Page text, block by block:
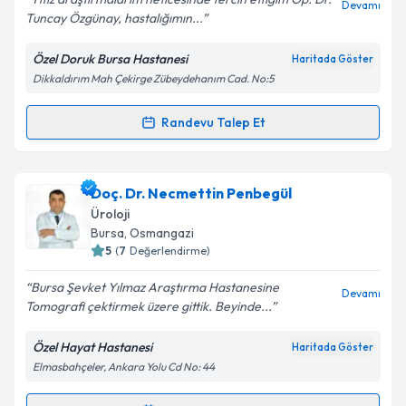
Kişisel verilerimin işlenmesine ilişkin
Aydınlatma
Metni'ni okudum ve kişisel verilerimin belirtilen
kapsamda işlenmesini kabul ediyorum.
Tuncay Özgünay, hastalığımın...
Devamı
Özel Doruk Bursa Hastanesi Haritada Göster
Dikkaldırım Mah Çekirge Zübeydehanım Cad. No:5
Randevu Talep Et
Randevu Takvimi Talebi
Op. Dr. Tuncay Özgünayiçin randevu takvimi talebi
oluşturun. Size bu uzmandan randevu almanız için bir
takvim hazırlandığında e-posta ile bilgilendireceğiz.
Kişisel verilerimin işlenmesine ilişkin
Aydınlatma
Metni'ni okudum ve kişisel verilerimin belirtilen
kapsamda işlenmesini kabul ediyorum.
Doç. Dr. Necmettin Penbegül
Üroloji
Bursa, Osmangazi
5 (7 Değerlendirme)
Bursa Şevket Yılmaz Araştırma Hastanesine
Tomografi çektirmek üzere gittik. Beyinde...
Devamı
Özel Hayat Hastanesi Haritada Göster
Elmasbahçeler, Ankara Yolu Cd No: 44